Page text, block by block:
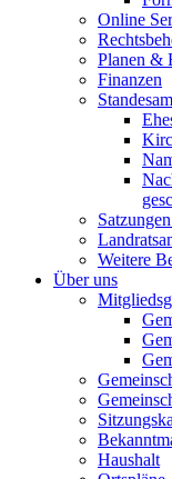
Online
Planen &
Finanzen
Weitere
Über uns
Haushalt